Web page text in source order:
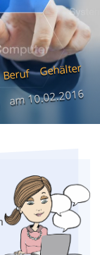
Beruf Gehälter
am10.02.2016